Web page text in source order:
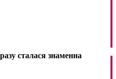
сталася знаменна